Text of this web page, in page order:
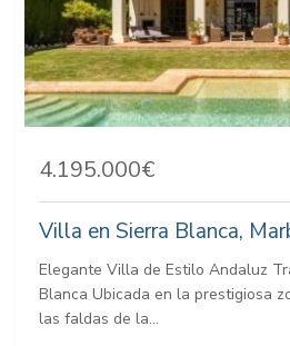
4.195.000€
Villa en Sierra Blanca,
Elegante Villa de Estilo Andaluz
Blanca Ubicada en la prestigiosa
las faldas de la...